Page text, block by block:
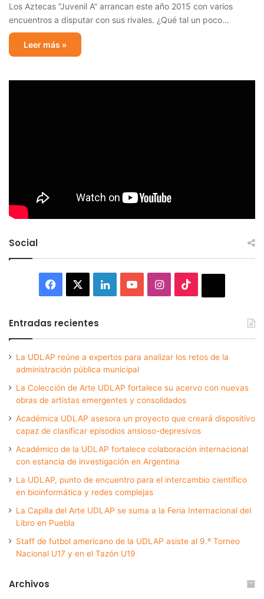
Los Aztecas “Juvenil A” arrancan este año 2015 con varios
encuentros a disputar con sus rivales. ¿Qué tal un poco…
Leer más »
Social
Facebook LinkedInYouTubeInstagram
Entradas recientes
La UDLAP reúne a expertos para analizar los retos de la
administración pública municipal
La Colección de Arte UDLAP fortalece su acervo con nuevas
obras de artistas emergentes y consolidados
Académica UDLAP asesora un proyecto que creará dispositivo
capaz de clasificar episodios ansioso-depresivos
Académico de la UDLAP fortalece colaboración internacional
con estancia de investigación en Argentina
La UDLAP, punto de encuentro para el intercambio científico
en bioinformática y redes complejas
La Capilla del Arte UDLAP se suma a la Feria Internacional del
Libro en Puebla
Staff de futbol americano de la UDLAP asiste al 9.º Torneo
Nacional U17 y en el Tazón U19
Archivos